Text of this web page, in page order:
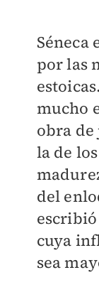
Séneca
por las
mucho
obra de
la de
del
cuya
sea